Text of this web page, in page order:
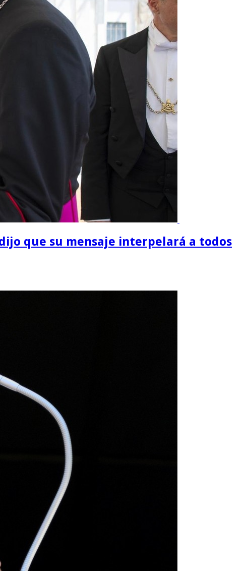
que su mensaje interpelará a todos